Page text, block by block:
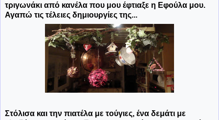
τριγωνάκι από κανέλα που μου έφτιαξε η Εφούλα μου.
Αγαπώ τις τέλειες δημιουργίες της...
Στόλισα και την πιατέλα με τούγιες, ένα δεμάτι με